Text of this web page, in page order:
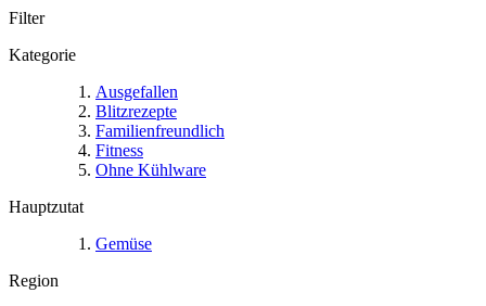
Filter
Kategorie
Ausgefallen
Blitzrezepte
Familienfreundlich
Fitness
Ohne Kühlware
Hauptzutat
Gemüse
Region